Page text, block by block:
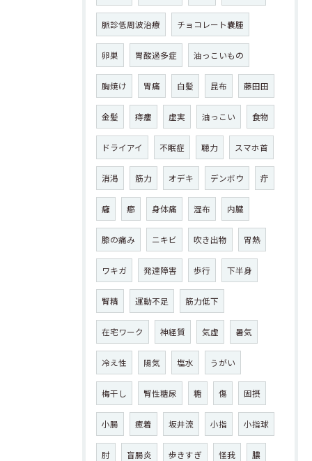
脈診低周波治療 チョコレート嚢腫
卵巣 胃酸過多症 油っこいもの
胸焼け 胃痛 白髪 昆布 藤田田
金髪 痔瘻 虚実 油っこい 食物
ドライアイ 不眠症 聴力 スマホ首
消渇 筋力 オデキ デンボウ 疔
癰 癤 身体痛 湿布 内臓
膝の痛み ニキビ 吹き出物 胃熱
ワキガ 発達障害 歩行 下半身
腎精 運動不足 筋力低下
在宅ワーク 神経質 気虚 暑気
冷え性 陽気 塩水 うがい
梅干し 腎性糖尿 糖 傷 固摂
小腸 癒着 坂井流 小指 小指球
肘 盲腸炎 歩きすぎ 怪我 膿